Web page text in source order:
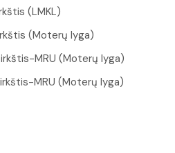
(LMKL)
(Moterų lyga)
MRU (Moterų lyga)
MRU (Moterų lyga)